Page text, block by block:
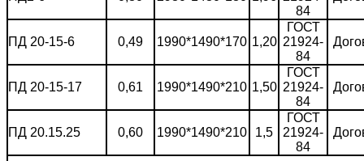
84
ПД 20-15-6 0,49 1990*1490*170 1,20
ГОСТ
21924-
84
ПД 20-15-17 0,61 1990*1490*210 1,50
ГОСТ
21924-
84
ПД 20.15.25 0,60 1990*1490*210 1,5
ГОСТ
21924-
84